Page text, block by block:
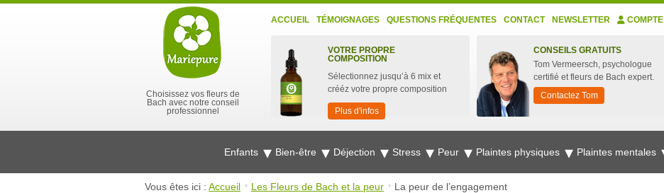
Choisissez vos fleurs de
Bach avec notre conseil
professionnel
ACCUEIL TÉMOIGNAGES QUESTIONS FRÉQUENTES CONTACT NEWSLETTER COMPTE
VOTRE PROPRE
COMPOSITION
Sélectionnez jusqu’à 6 mix et
crééz votre propre composition
Plus d'infos
CONSEILS GRATUITS
Tom Vermeersch, psychologue
certifié et fleurs de Bach expert.
Contactez Tom
Enfants Bien-être Déjection Stress Peur Plaintes physiques Plaintes mentales
Vous êtes ici : Accueil Les Fleurs de Bach et la peur La peur de l’engagement